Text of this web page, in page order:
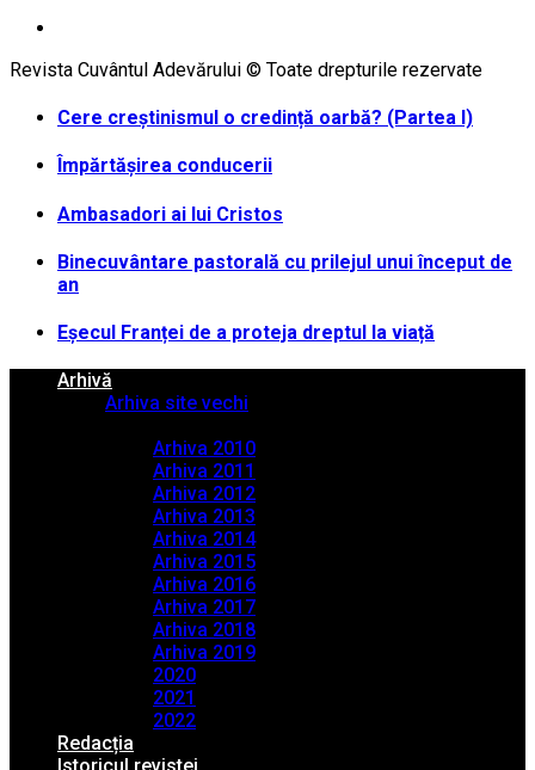
Revista Cuvântul Adevărului © Toate drepturile rezervate
Cere creștinismul o credință oarbă? (Partea I)
Împărtășirea conducerii
Ambasadori ai lui Cristos
Binecuvântare pastorală cu prilejul unui început de
an
Eșecul Franței de a proteja dreptul la viață
Arhivă
Arhiva site vechi
Arhiva 2010
Arhiva 2011
Arhiva 2012
Arhiva 2013
Arhiva 2014
Arhiva 2015
Arhiva 2016
Arhiva 2017
Arhiva 2018
Arhiva 2019
2020
2021
2022
Redacția